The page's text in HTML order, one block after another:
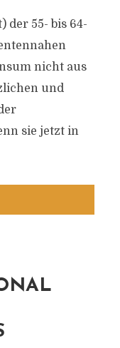
der 55- bis 64-
nicht aus
und
sie jetzt in